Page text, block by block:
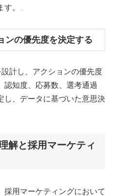
。
ンの優先度を決定する
計し、アクションの優先度
認知度、応募数、選考通過
し、データに基づいた意思決
解と採用マーケティ
採用マーケティングにおいて